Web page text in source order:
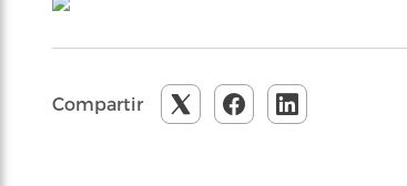
Compartir